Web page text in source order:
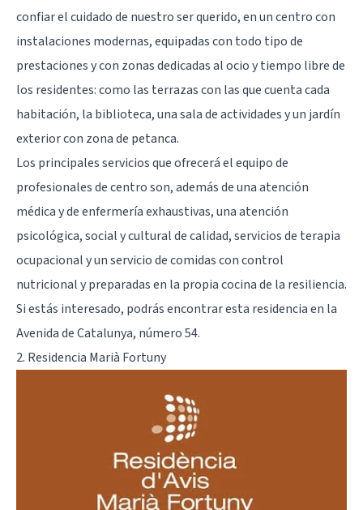
confiar el cuidado de nuestro ser querido, en un centro con
instalaciones modernas, equipadas con todo tipo de
prestaciones y con zonas dedicadas al ocio y tiempo libre de
los residentes: como las terrazas con las que cuenta cada
habitación, la biblioteca, una sala de actividades y un jardín
exterior con zona de petanca.
Los principales servicios que ofrecerá el equipo de
profesionales de centro son, además de una atención
médica y de enfermería exhaustivas, una atención
psicológica, social y cultural de calidad, servicios de terapia
ocupacional y un servicio de comidas con control
nutricional y preparadas en la propia cocina de la resiliencia.
Si estás interesado, podrás encontrar esta residencia en la
Avenida de Catalunya, número 54.
2. Residencia Marià Fortuny